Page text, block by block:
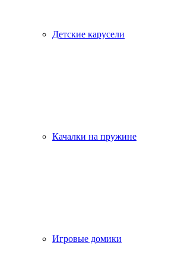
Детские карусели
Качалки на пружине
Игровые домики